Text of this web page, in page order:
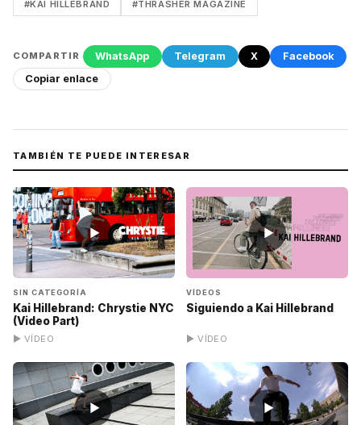
#KAI HILLEBRAND #THRASHER MAGAZINE
COMPARTIR WhatsApp Telegram X
Facebook
Copiar enlace
TAMBIÉN TE PUEDE INTERESAR
▶
SIN CATEGORÍA
Kai Hillebrand: Chrystie NYC
(Video Part)
▶ VÍDEO
▶
VÍDEOS
Siguiendo a Kai Hillebrand
▶ VÍDEO
▶ ▶